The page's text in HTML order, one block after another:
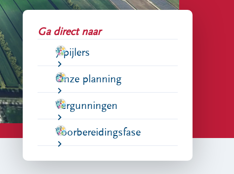
Ga direct naar
7 pijlers
Onze planning
Vergunningen
Voorbereidingsfase